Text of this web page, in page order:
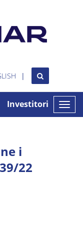
Toggle
Investitori
i
22